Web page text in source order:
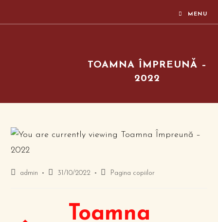
MENU
TOAMNA ÎMPREUNĂ –
2022
admin 31/10/2022 Pagina copiilor
Toamna